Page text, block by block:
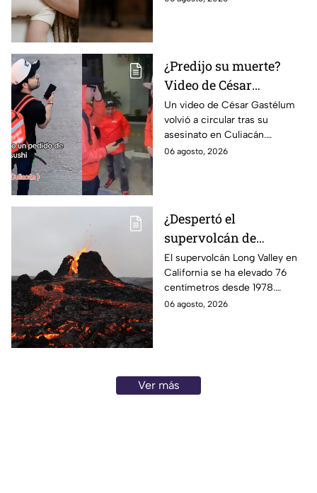
mal
¿Predijo su muerte?
Video de César
Gastélum revive tras su
asesinato en Culiacán
Un video de César Gastélum
volvió a circular tras su
asesinato en Culiacán.
Usuarios señalan
06 agosto, 2026
¿Despertó el
supervolcán de
California? Esto se sabe
de la inusual elevación
de Long Valley
El supervolcán Long Valley en
California se ha elevado 76
centímetros desde 1978.
Expertos monitorean su
06 agosto, 2026
Ver más